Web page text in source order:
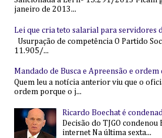
janeiro de 2013...
Lei que cria teto salarial para servidores
Usurpação de competência O Partido
11.905/...
Mandado de Busca e Apreensão e
Quem leu a notícia anterior viu que o
ordem porque o j...
Ricardo Boechat é
Decisão do TJGO
internet Na última sexta...